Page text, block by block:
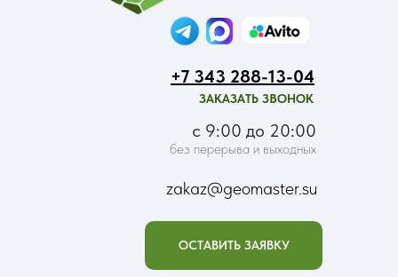
+7 343 288-13-04
с 9:00 до 20:00
без перерыва и выходных
ОСТАВИТЬ ЗАЯВКУ
ЗАКАЗАТЬ ЗВОНОК
zakaz@geomaster.su